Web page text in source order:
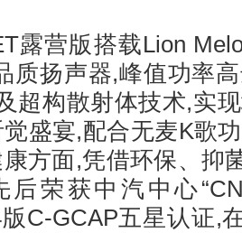
营版搭载Lion
质扬声器,峰值功率
超构散射体技术,实
盛宴,配合无麦K歌
方面,凭借环保、抑
后荣获中汽中心
C-GCAP五星认证,